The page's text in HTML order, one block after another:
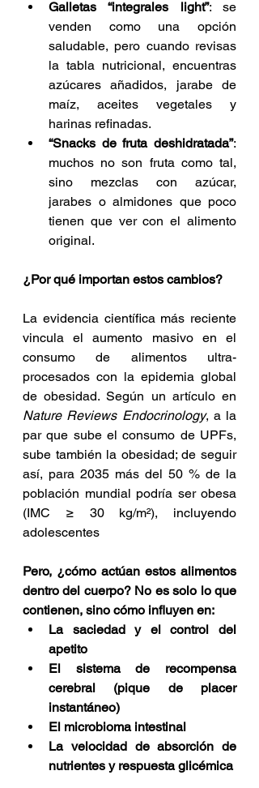
Galletas “integrales light”: se
venden como una opción
saludable, pero cuando revisas
la tabla nutricional, encuentras
azúcares añadidos, jarabe de
maíz, aceites vegetales y
harinas refinadas.
“Snacks de fruta deshidratada”:
muchos no son fruta como tal,
sino mezclas con azúcar,
jarabes o almidones que poco
tienen que ver con el alimento
original.
¿Por qué importan estos cambios?
La evidencia científica más reciente
vincula el aumento masivo en el
consumo de alimentos ultra-
procesados con la epidemia global
Nature Reviews Endocrinology, a la
par que sube el consumo de UPFs,
sube también la obesidad; de seguir
así, para 2035 más del 50 % de la
población mundial podría ser obesa
(IMC ≥ 30 kg/m²), incluyendo
adolescentes
Pero, ¿cómo actúan estos alimentos
dentro del cuerpo? No es solo lo que
contienen, sino cómo influyen en:
La saciedad y el control del
apetito
El sistema de recompensa
cerebral (pique de placer
instantáneo)
El microbioma intestinal
La velocidad de absorción de
nutrientes y respuesta glicémica